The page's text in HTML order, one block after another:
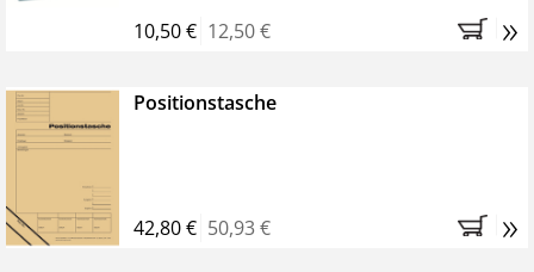
10,50 € 12,50 € »
Positionstasche
42,80 € 50,93 € »